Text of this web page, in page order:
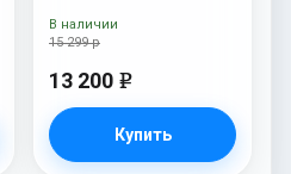
15 299 р
13 200 e
Купить
В наличии